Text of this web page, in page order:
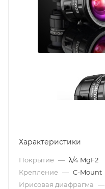
Характеристики
Покрытие — λ/4 MgF2
Крепление — C-Mount
Ирисовая диафрагма —